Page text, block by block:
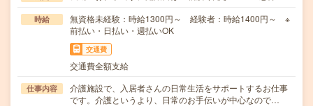
時給
無資格未経験：時給1300円～ 経験者：時給1400円～ ※
前払い・日払い・週払いOK
交通費
交通費全額支給
仕事内容
介護施設で、入居者さんの日常生活をサポートするお仕事
です。介護というより、日常のお手伝いが中心なので…